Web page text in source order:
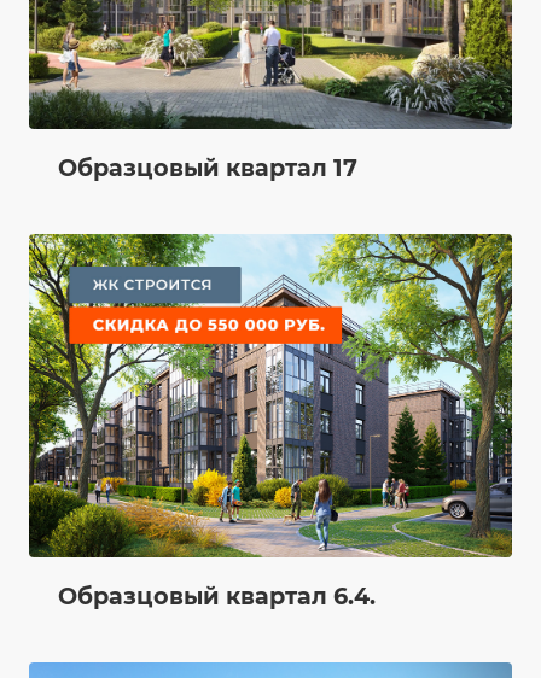
Образцовый квартал 17
Образцовый квартал 6.4.